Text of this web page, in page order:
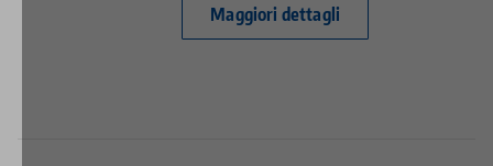
Maggiori dettagli